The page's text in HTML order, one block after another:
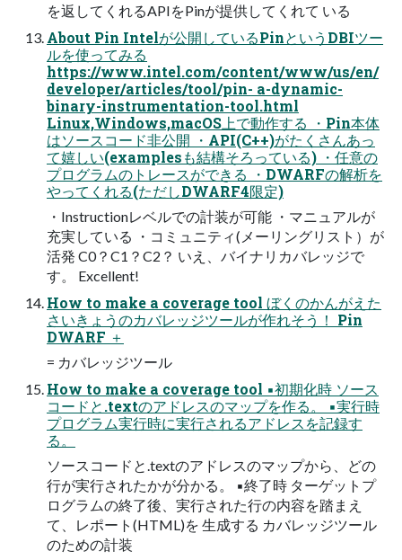
を返してくれるAPIをPinが提供してくれて いる
About Pin Intelが公開しているPinというDBIツー
ルを使ってみる
https://www.intel.com/content/www/us/en/
developer/articles/tool/pin- a-dynamic-
binary-instrumentation-tool.html
Linux,Windows,macOS上で動作する ・Pin本体
はソースコード非公開 ・API(C++)がたくさんあっ
て嬉しい(examplesも結構そろっている) ・任意の
プログラムのトレースができる ・DWARFの解析を
やってくれる(ただしDWARF4限定)
・Instructionレベルでの計装が可能 ・マニュアルが
充実している ・コミュニティ(メーリングリスト）が
活発 C0？C1？C2？ いえ、バイナリカバレッジで
す。 Excellent!
How to make a coverage tool ぼくのかんがえた
さいきょうのカバレッジツールが作れそう！ Pin
DWARF ＋
= カバレッジツール
How to make a coverage tool ▪初期化時 ソース
コードと.textのアドレスのマップを作る。 ▪実行時
プログラム実行時に実行されるアドレスを記録す
る。
ソースコードと.textのアドレスのマップから、どの
行が実行されたかが分かる。 ▪終了時 ターゲットプ
ログラムの終了後、実行された行の内容を踏まえ
て、レポート(HTML)を 生成する カバレッジツール
のための計装